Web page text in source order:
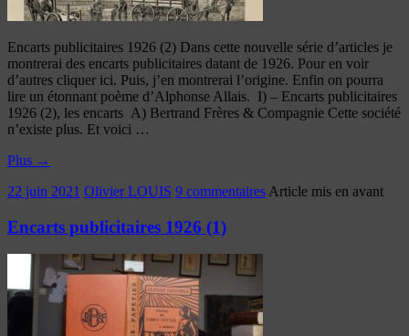
Encarts publicitaires 1926 (2) Dans cette nouvelle série d’articles je
montrerai des encarts publicitaires datant de 1926. Pour en voir
d’autres cliquer ici. Puis, j’en montrerai l’origine. Enfin on pourra
lire un étonnant poème d’Alphonse Allais. I) – Encarts publicitaires
1926 (2), les encarts A) Bertrand Frères & Compagnie Cette société
n’existe plus. Et voici …
Plus →
22 juin 2021 Olivier LOUIS 9 commentaires Article mis en avant
Encarts publicitaires 1926 (1)